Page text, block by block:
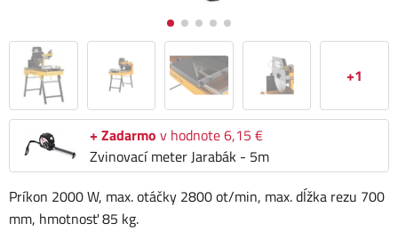
+1
+ Zadarmo v hodnote 6,15 €
Zvinovací meter Jarabák - 5m
Príkon 2000 W, max. otáčky 2800 ot/min, max. dĺžka rezu 700
mm, hmotnosť 85 kg.